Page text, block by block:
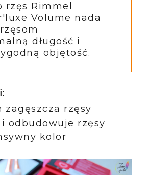
rzęs Rimmel
Volume nada
długość i
objętość.
zagęszcza rzęsy
odbudowuje rzęsy
kolor